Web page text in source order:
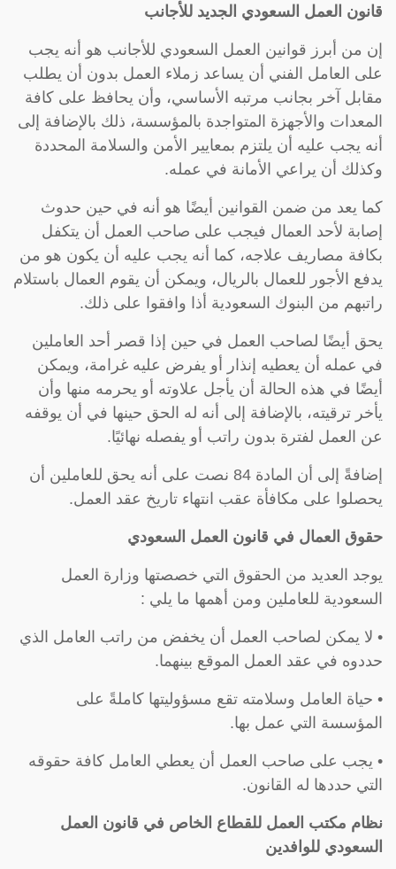
قانون العمل السعودي الجديد للأجانب
إن من أبرز قوانين العمل السعودي للأجانب هو أنه يجب
على العامل الفني أن يساعد زملاء العمل بدون أن يطلب
مقابل آخر بجانب مرتبه الأساسي، وأن يحافظ على كافة
المعدات والأجهزة المتواجدة بالمؤسسة، ذلك بالإضافة إلى
أنه يجب عليه أن يلتزم بمعايير الأمن والسلامة المحددة
وكذلك أن يراعي الأمانة في عمله.
كما يعد من ضمن القوانين أيضًا هو أنه في حين حدوث
إصابة لأحد العمال فيجب على صاحب العمل أن يتكفل
بكافة مصاريف علاجه، كما أنه يجب عليه أن يكون هو من
يدفع الأجور للعمال بالريال، ويمكن أن يقوم العمال باستلام
راتبهم من البنوك السعودية أذا وافقوا على ذلك.
يحق أيضًا لصاحب العمل في حين إذا قصر أحد العاملين
في عمله أن يعطيه إنذار أو يفرض عليه غرامة، ويمكن
أيضًا في هذه الحالة أن يأجل علاوته أو يحرمه منها وأن
يأخر ترقيته، بالإضافة إلى أنه له الحق حينها في أن يوقفه
عن العمل لفترة بدون راتب أو يفصله نهائيًا.
إضافةً إلى أن المادة 84 نصت على أنه يحق للعاملين أن
يحصلوا على مكافأة عقب انتهاء تاريخ عقد العمل.
حقوق العمال في قانون العمل السعودي
يوجد العديد من الحقوق التي خصصتها وزارة العمل
السعودية للعاملين ومن أهمها ما يلي :
• لا يمكن لصاحب العمل أن يخفض من راتب العامل الذي
حددوه في عقد العمل الموقع بينهما.
• حياة العامل وسلامته تقع مسؤوليتها كاملةً على
المؤسسة التي عمل بها.
• يجب على صاحب العمل أن يعطي العامل كافة حقوقه
التي حددها له القانون.
نظام مكتب العمل للقطاع الخاص في قانون العمل
السعودي للوافدين